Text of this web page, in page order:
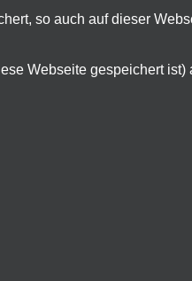
so auch auf dieser
Webseite gespeichert ist)